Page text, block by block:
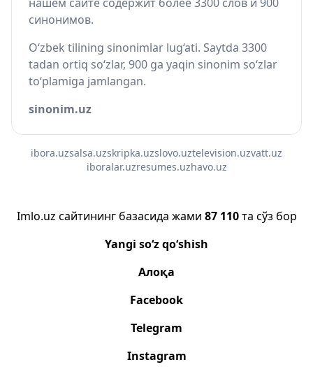
синонимов.
O‘zbek tilining sinonimlar lug‘ati. Saytda 3300
tadan ortiq so‘zlar, 900 ga yaqin sinonim so‘zlar
to‘plamiga jamlangan.
sinonim.uz
ibora.uzsalsa.uzskripka.uzslovo.uztelevision.uzvatt.uz
iboralar.uzresumes.uzhavo.uz
Imlo.uz сайтининг базасида жами 87 110та сўз бор
Yangi so‘z qo‘shish
Алоқа
Facebook
Telegram
Instagram